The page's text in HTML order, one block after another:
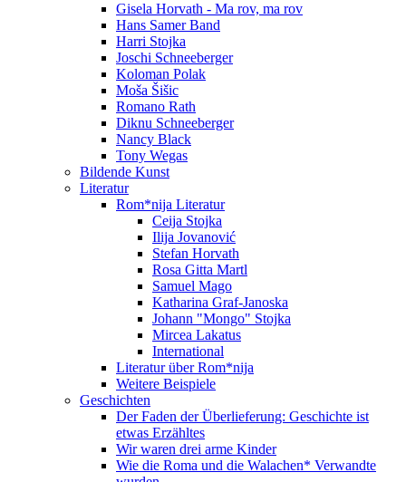
Gisela Horvath - Ma rov, ma rov
Hans Samer Band
Harri Stojka
Joschi Schneeberger
Koloman Polak
Moša Šišic
Romano Rath
Diknu Schneeberger
Nancy Black
Tony Wegas
Bildende Kunst
Literatur
Rom*nija Literatur
Ceija Stojka
Ilija Jovanović
Stefan Horvath
Rosa Gitta Martl
Samuel Mago
Katharina Graf-Janoska
Johann "Mongo" Stojka
Mircea Lakatus
International
Literatur über Rom*nija
Weitere Beispiele
Geschichten
Der Faden der Überlieferung: Geschichte ist
etwas Erzähltes
Wir waren drei arme Kinder
Wie die Roma und die Walachen* Verwandte